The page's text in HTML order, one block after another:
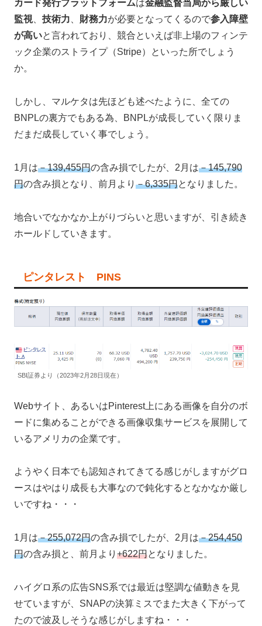
カード発行プラットフォームは金融監督当局から厳しい
監視、 技術力、 財務力が必要となってくるので参入障壁
が高いと言われており、競合といえば非上場のフィンテ
ック企業のストライプ（Stripe）といった所でしょう
か。
しかし、マルケタは先ほども述べたように、全ての
BNPLの裏方でもある為、BNPLが成長していく限りま
だまだ成長していく事でしょう。
1月は－139,455円の含み損でしたが、2月は－145,790
円の含み損となり、前月より －6,335円となりました。
地合いでなかなか上がりづらいと思いますが、引き続き
ホールドしていきます。
ピンタレスト PINS
SBI証券より（2023年2月28日現在）
Webサイト、あるいはPinterest上にある画像を自分のボ
ードに集めることができる画像収集サービスを展開して
いるアメリカの企業です。
ようやく日本でも認知されてきてる感じがしますがグロ
ースはやはり成長も大事なので鈍化するとなかなか厳し
いですね・・・
1月は－255,072円の含み損でしたが、2月は－254,450
円の含み損と、前月より +622円となりました。
ハイグロ系の広告SNS系では最近は堅調な値動きを見
せていますが、SNAPの決算ミスでまた大きく下がって
たので波及しそうな感じがしますね・・・